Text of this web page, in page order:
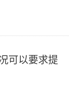
可以要求提